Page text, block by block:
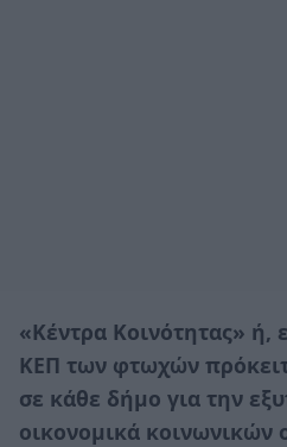
«Κέντρα Κοινότητας» ή,
ΚΕΠ των φτωχών
σε κάθε δήμο για την
οικονομικά κοινωνικών